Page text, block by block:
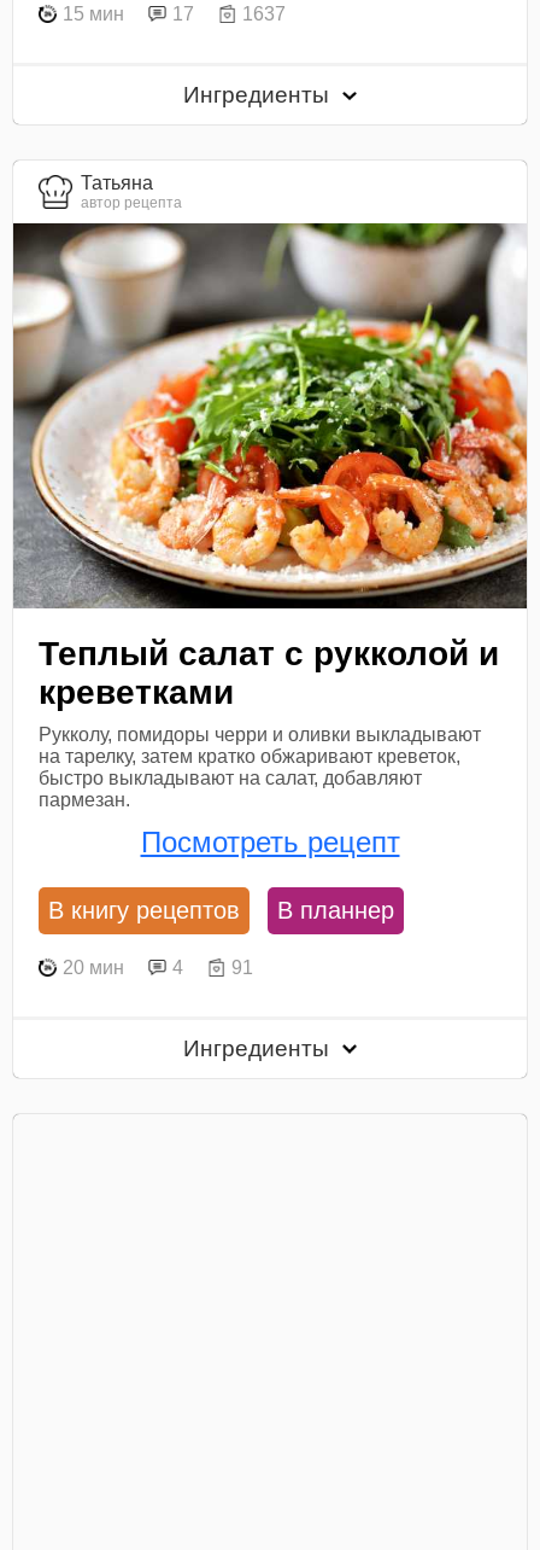
15 мин 17 1637
Ингредиенты
Татьяна
автор рецепта
Теплый салат с рукколой и
креветками
Рукколу, помидоры черри и оливки выкладывают
на тарелку, затем кратко обжаривают креветок,
быстро выкладывают на салат, добавляют
пармезан.
Посмотреть рецепт
В книгу рецептов В планнер
20 мин 4 91
Ингредиенты